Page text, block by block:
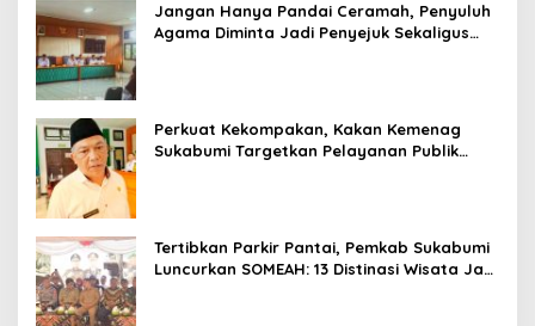
Jangan Hanya Pandai Ceramah, Penyuluh
Agama Diminta Jadi Penyejuk Sekaligus
Perkuat Kekompakan, Kakan Kemenag
Sukabumi Targetkan Pelayanan Publik
Tertibkan Parkir Pantai, Pemkab Sukabumi
Luncurkan SOMEAH: 13 Distinasi Wisata Jadi